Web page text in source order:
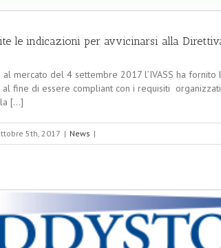
le indicazioni per avvicinarsi alla
al mercato del 4 settembre 2017 l’IVASS ha
fine di essere compliant con i requisiti
[...]
5th, 2017 | News |